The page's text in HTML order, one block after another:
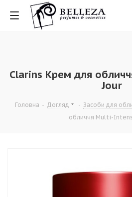
Clarins Крем для
Jour
Головна - Догляд - Засоби для
обличчя Multi-